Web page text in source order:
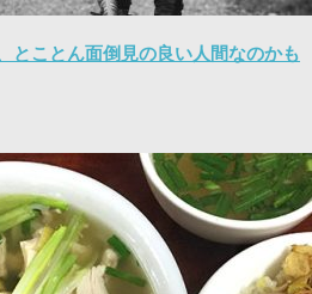
とことん面倒見の良い人間なのかも